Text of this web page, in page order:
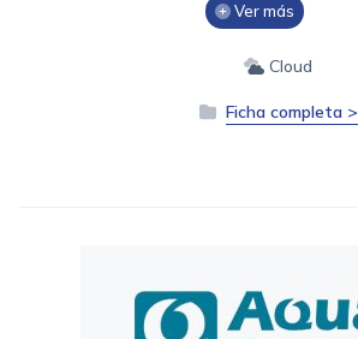
Ver más
Cloud
Ficha completa >